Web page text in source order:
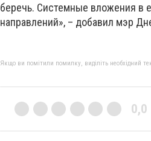
беречь. Системные вложения в
направлений», – добавил мэр
Якщо ви помітили помилку, виділіть необхідний
0,0